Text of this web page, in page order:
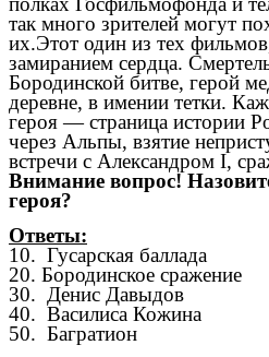
так много зрителей могут
их.Этот один из тех
замиранием сердца.
Бородинской битве, герой
деревне, в имении тетки.
героя — страница истории
через Альпы, взятие
встречи с Александром I,
Внимание вопрос!
героя?
Ответы:
10. Гусарская баллада
20. Бородинское сражение
30. Денис Давыдов
40. Василиса Кожина
50. Багратион